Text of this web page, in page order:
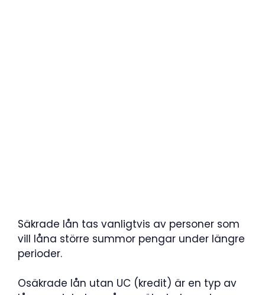
Säkrade lån tas vanligtvis av personer som
vill låna större summor pengar under längre
perioder.
Osäkrade lån utan UC (kredit) är en typ av